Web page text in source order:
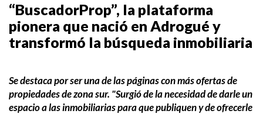
“BuscadorProp”, la plataforma
pionera que nació en Adrogué y
transformó la búsqueda inmobiliaria
Se destaca por ser una de las páginas con más ofertas de
propiedades de zona sur. "Surgió de la necesidad de darle un
espacio a las inmobiliarias para que publiquen y de ofrecerle